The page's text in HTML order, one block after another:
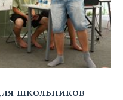
школьников